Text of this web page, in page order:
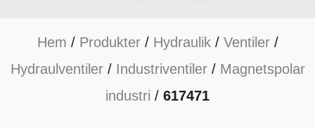
Hem / Produkter/ Hydraulik/ Ventiler/
Hydraulventiler/ Industriventiler/ Magnetspolar
industri / 617471